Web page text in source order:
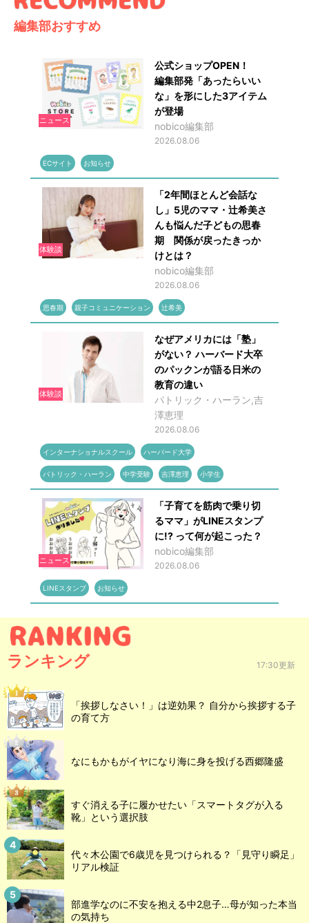
編集部おすすめ
ニュース
公式ショップOPEN！
編集部発「あったらいい
な」を形にした3アイテム
が登場
nobico編集部
2026.08.06
ECサイト お知らせ
体験談
「2年間ほとんど会話な
し」5児のママ・辻希美さ
んも悩んだ子どもの思春
期 関係が戻ったきっか
けとは？
nobico編集部
2026.08.06
思春期 親子コミュニケーション 辻希美
体験談
なぜアメリカには「塾」
がない？ ハーバード大卒
のパックンが語る日米の
教育の違い
パトリック・ハーラン,吉
澤恵理
2026.08.06
インターナショナルスクール ハーバード大学
パトリック・ハーラン 中学受験 吉澤恵理 小学生
ニュース
「子育てを筋肉で乗り切
るママ」がLINEスタンプ
に!? って何が起こった？
nobico編集部
2026.08.06
LINEスタンプ お知らせ
ランキング 17:30更新
「挨拶しなさい！」は逆効果？ 自分から挨拶する子
の育て方
なにもかもがイヤになり海に身を投げる西郷隆盛
すぐ消える子に履かせたい「スマートタグが入る
靴」という選択肢
代々木公園で6歳児を見つけられる？「見守り瞬足」
リアル検証
部進学なのに不安を抱える中2息子…母が知った本当
の気持ち